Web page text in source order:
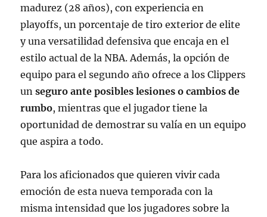
madurez (28 años), con experiencia en
playoffs, un porcentaje de tiro exterior de elite
y una versatilidad defensiva que encaja en el
estilo actual de la NBA. Además, la opción de
equipo para el segundo año ofrece a los Clippers
unseguro ante posibles lesiones o cambios de
rumbo, mientras que el jugador tiene la
oportunidad de demostrar su valía en un equipo
que aspira a todo.
Para los aficionados que quieren vivir cada
emoción de esta nueva temporada con la
misma intensidad que los jugadores sobre la